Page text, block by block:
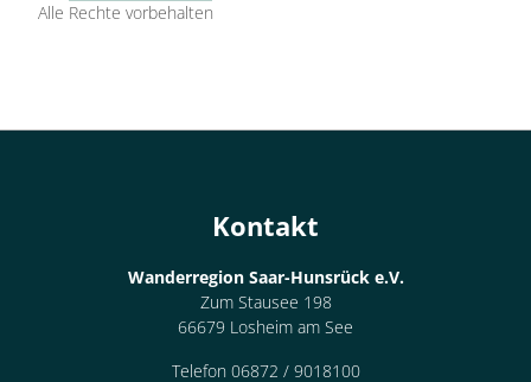
Alle Rechte vorbehalten
Kontakt
Wanderregion Saar-Hunsrück e.V.
Zum Stausee 198
66679 Losheim am See
Telefon 06872 / 9018100